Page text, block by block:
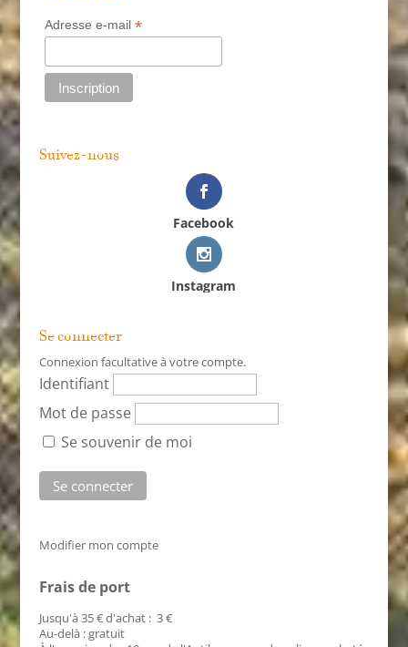
Adresse e-mail *
Suivez-nous
Facebook
Instagram
Se connecter
Connexion facultative à votre compte.
Identifiant
Mot de passe
Se souvenir de moi
Modifier mon compte
Frais de port
Jusqu'à 35 € d'achat : 3 €
Au-delà : gratuit